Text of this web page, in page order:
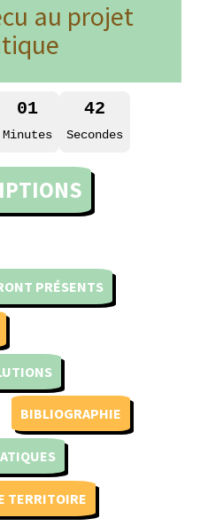
au projet
01
Minutes
41
Secondes
PRÉSENTS
BIBLIOGRAPHIE
TERRITOIRE